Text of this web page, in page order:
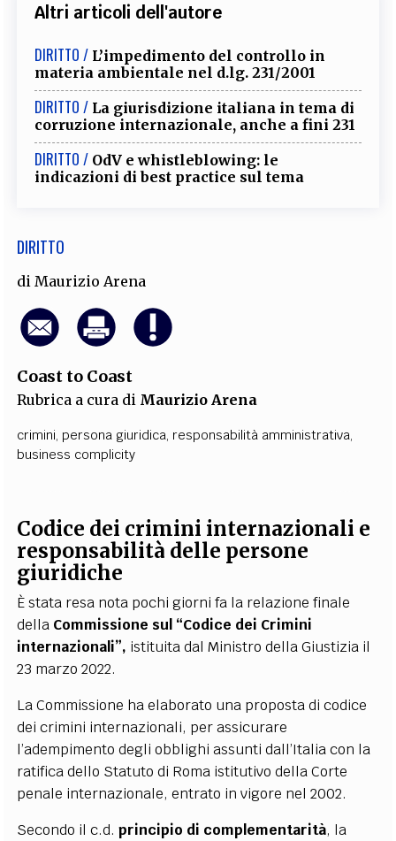
Altri articoli dell'autore
DIRITTO / L’impedimento del controllo in
materia ambientale nel d.lg. 231/2001
DIRITTO / La giurisdizione italiana in tema di
corruzione internazionale, anche a fini 231
DIRITTO / OdV e whistleblowing: le
indicazioni di best practice sul tema
DIRITTO
di Maurizio Arena
Coast to Coast
Rubrica a cura di Maurizio Arena
crimini, persona giuridica, responsabilità amministrativa,
business complicity
Codice dei crimini internazionali e
responsabilità delle persone
giuridiche
È stata resa nota pochi giorni fa la relazione finale
della Commissione sul “Codice dei Crimini
internazionali”, istituita dal Ministro della Giustizia il
23 marzo 2022.
La Commissione ha elaborato una proposta di codice
dei crimini internazionali, per assicurare
l’adempimento degli obblighi assunti dall’Italia con la
ratifica dello Statuto di Roma istitutivo della Corte
penale internazionale, entrato in vigore nel 2002.
Secondo il c.d.principio di complementarità, la